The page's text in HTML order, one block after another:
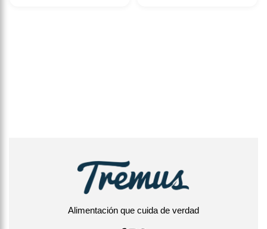
Alimentación que cuida de verdad